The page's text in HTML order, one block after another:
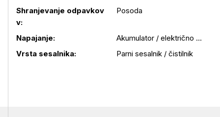
Shranjevanje odpavkov
v:
Posoda
Napajanje:
Akumulator / električno omrežje
Vrsta sesalnika:
Parni sesalnik / čistilnik